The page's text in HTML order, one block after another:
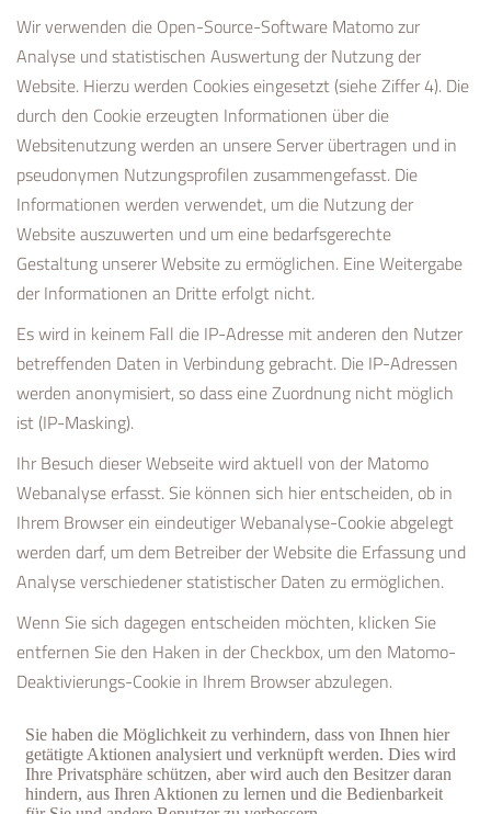
Wir verwenden die Open-Source-Software Matomo zur
Analyse und statistischen Auswertung der Nutzung der
Website. Hierzu werden Cookies eingesetzt (siehe Ziffer 4). Die
durch den Cookie erzeugten Informationen über die
Websitenutzung werden an unsere Server übertragen und in
pseudonymen Nutzungsprofilen zusammengefasst. Die
Informationen werden verwendet, um die Nutzung der
Website auszuwerten und um eine bedarfsgerechte
Gestaltung unserer Website zu ermöglichen. Eine Weitergabe
der Informationen an Dritte erfolgt nicht.
Es wird in keinem Fall die IP-Adresse mit anderen den Nutzer
betreffenden Daten in Verbindung gebracht. Die IP-Adressen
werden anonymisiert, so dass eine Zuordnung nicht möglich
ist (IP-Masking).
Ihr Besuch dieser Webseite wird aktuell von der Matomo
Webanalyse erfasst. Sie können sich hier entscheiden, ob in
Ihrem Browser ein eindeutiger Webanalyse-Cookie abgelegt
werden darf, um dem Betreiber der Website die Erfassung und
Analyse verschiedener statistischer Daten zu ermöglichen.
Wenn Sie sich dagegen entscheiden möchten, klicken Sie
entfernen Sie den Haken in der Checkbox, um den Matomo-
Deaktivierungs-Cookie in Ihrem Browser abzulegen.